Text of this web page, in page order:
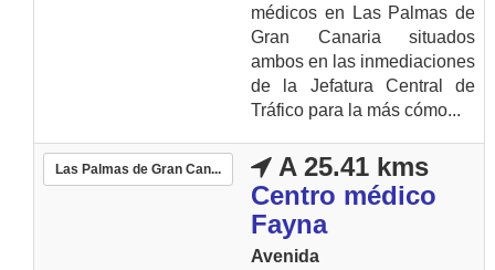
médicos en Las Palmas de
Gran Canaria situados
ambos en las inmediaciones
de la Jefatura Central de
Tráfico para la más cómo...
Las Palmas de Gran Can...
A 25.41 kms
Centro médico
Fayna
Avenida